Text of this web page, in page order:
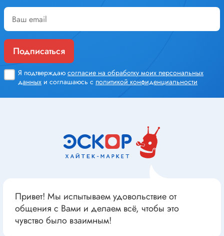
Подписаться
Я подтверждаю согласие на обработку моих персональных
данных и соглашаюсь с политикой конфиденциальности
Привет! Мы испытываем удовольствие от
общения с Вами и делаем всё, чтобы это
чувство было взаимным!